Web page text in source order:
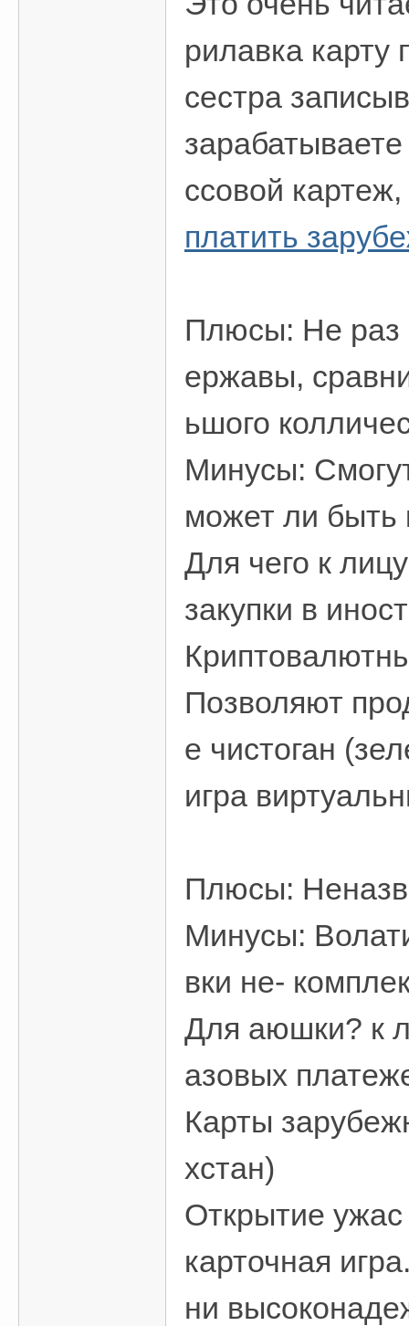
рилавка карту
сестра
ссовой
платить
Плюсы: Не раз
ержавы,
ьшого
Минусы:
может ли быть
Для чего к
закупки в
Позволяют
е чистоган
игра
Плюсы:
Минусы:
вки не-
Для аюшки? к
азовых
Карты
хстан)
Открытие
карточная
ни